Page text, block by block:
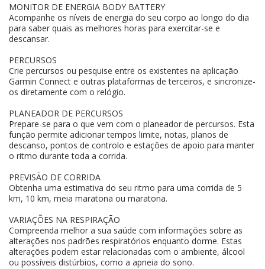
MONITOR DE ENERGIA BODY BATTERY
Acompanhe os níveis de energia do seu corpo ao longo do dia
para saber quais as melhores horas para exercitar-se e
descansar.
PERCURSOS
Crie percursos ou pesquise entre os existentes na aplicação
Garmin Connect e outras plataformas de terceiros, e sincronize-
os diretamente com o relógio.
PLANEADOR DE PERCURSOS
Prepare-se para o que vem com o planeador de percursos. Esta
função permite adicionar tempos limite, notas, planos de
descanso, pontos de controlo e estações de apoio para manter
o ritmo durante toda a corrida.
PREVISÃO DE CORRIDA
Obtenha uma estimativa do seu ritmo para uma corrida de 5
km, 10 km, meia maratona ou maratona.
VARIAÇÕES NA RESPIRAÇÃO
Compreenda melhor a sua saúde com informações sobre as
alterações nos padrões respiratórios enquanto dorme. Estas
alterações podem estar relacionadas com o ambiente, álcool
ou possíveis distúrbios, como a apneia do sono.